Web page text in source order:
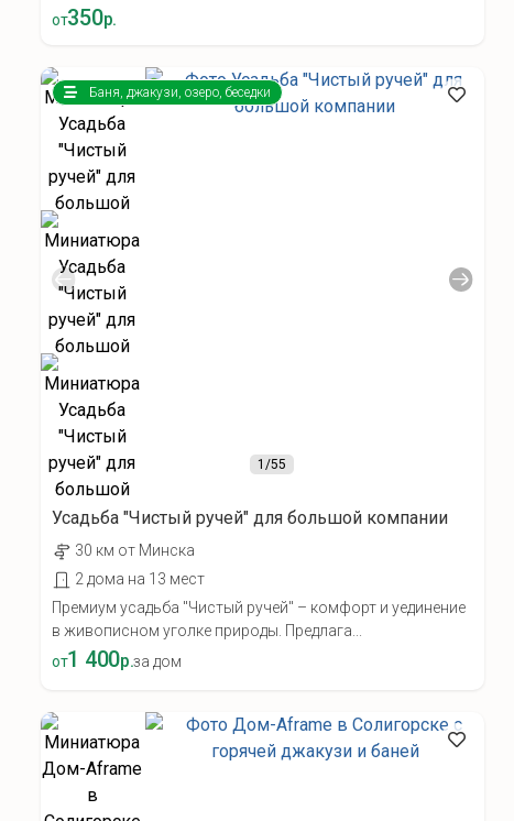
от350р.
1 /55
Баня, джакузи, озеро, беседки
Усадьба "Чистый ручей" для большой компании
30 км от Минска
2 дома на 13 мест
Премиум усадьба "Чистый ручей" – комфорт и уединение
в живописном уголке природы. Предлага...
от1 400р.за дом